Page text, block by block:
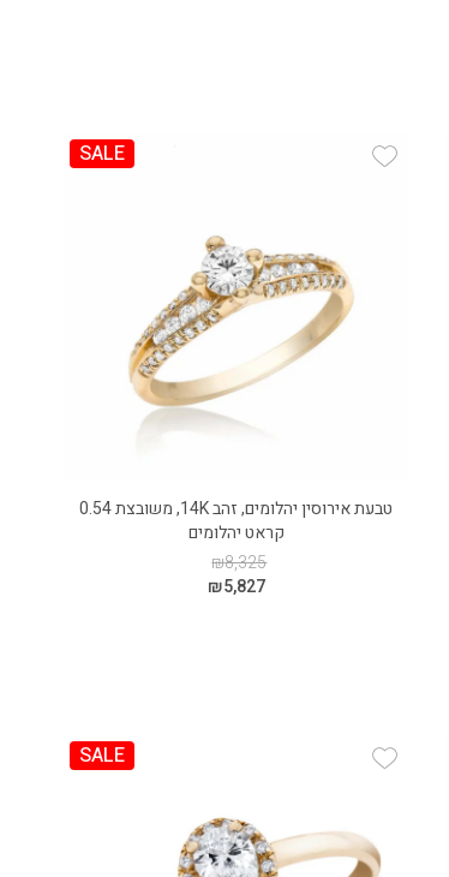
SALE
טבעת אירוסין יהלומים, זהב 14K, משובצת 0.54
קראט יהלומים
₪8,325
₪5,827
SALE